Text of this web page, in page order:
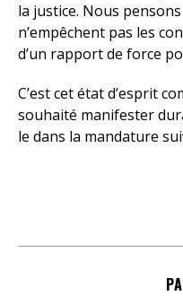
la justice. Nous
n’empêchent pas les
d’un rapport de force
C’est cet état d’esprit
souhaité manifester
le dans la mandature